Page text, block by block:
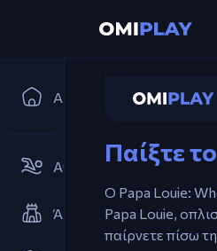
Αρχική
Αθλήματα
Άμυνα Πύργων
Παίξτε
Ο Papa Louie:
Papa Louie,
παίρνετε πίσω